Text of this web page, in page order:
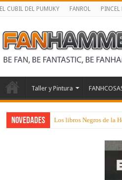
EL CUBIL DEL PUMUKY FANROL PINCEL
Taller y Pintura
NOVEDADES Los libros Negros de la